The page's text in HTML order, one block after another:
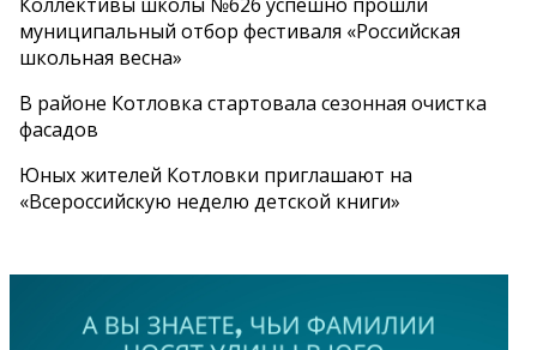
муниципальный отбор фестиваля «Российская
школьная весна»
В районе Котловка стартовала сезонная очистка
фасадов
Юных жителей Котловки приглашают на
«Всероссийскую неделю детской книги»